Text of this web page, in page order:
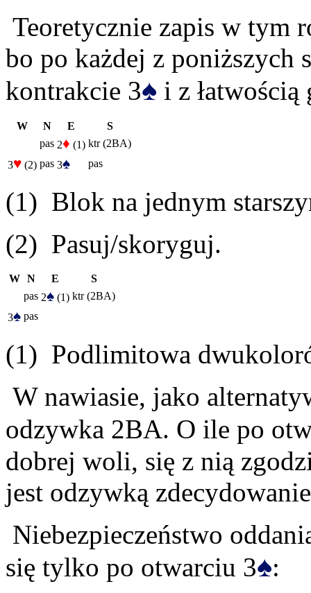
Teoretycznie zapis w tym
bo po każdej z poniższych
kontrakcie 3♠ i z
W N E
S
pas 2♦ (1) ktr (2BA)
3♥ (2) pas 3♠ pas
(1) Blok na jednym
(2) Pasuj/skoryguj.
W N E
S
pas 2♠ (1) ktr (2BA)
3♠ pas
(1) Podlimitowa
W nawiasie, jako
odzywka 2BA. O ile po
dobrej woli, się z nią
jest odzywką
Niebezpieczeństwo
się tylko po otwarciu 3♠: